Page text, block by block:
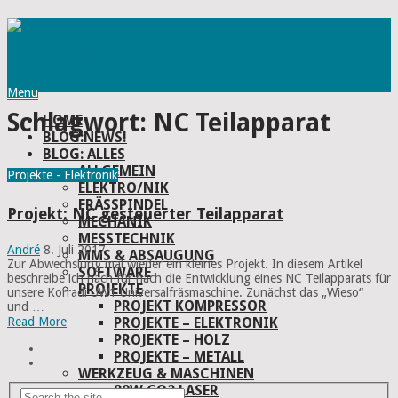
Menu
HOME
BLOG:NEWS!
BLOG: ALLES
ALLGEMEIN
ELEKTRO/NIK
FRÄSSPINDEL
MECHANIK
MESSTECHNIK
MMS & ABSAUGUNG
SOFTWARE
PROJEKTE
PROJEKT KOMPRESSOR
PROJEKTE – ELEKTRONIK
PROJEKTE – HOLZ
PROJEKTE – METALL
WERKZEUG & MASCHINEN
80W CO2 LASER
Schlagwort: NC Teilapparat
Projekte - Elektronik
Projekt: NC gesteuerter Teilapparat
André 8. Juli 2017
Zur Abwechslung mal wieder ein kleines Projekt. In diesem Artikel
beschreibe ich nach für nach die Entwicklung eines NC Teilapparats für
unsere Korradi UW1 Universalfräsmaschine. Zunächst das „Wieso“
und …
Read More